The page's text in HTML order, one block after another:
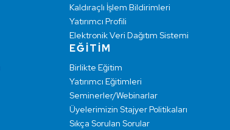
Kaldıraçlı İşlem Bildirimleri
Yatırımcı Profili
Elektronik Veri Dağıtım Sistemi
EĞİTİM
Birlikte Eğitim
Yatırımcı Eğitimleri
Seminerler/Webinarlar
Üyelerimizin Stajyer Politikaları
Sıkça Sorulan Sorular